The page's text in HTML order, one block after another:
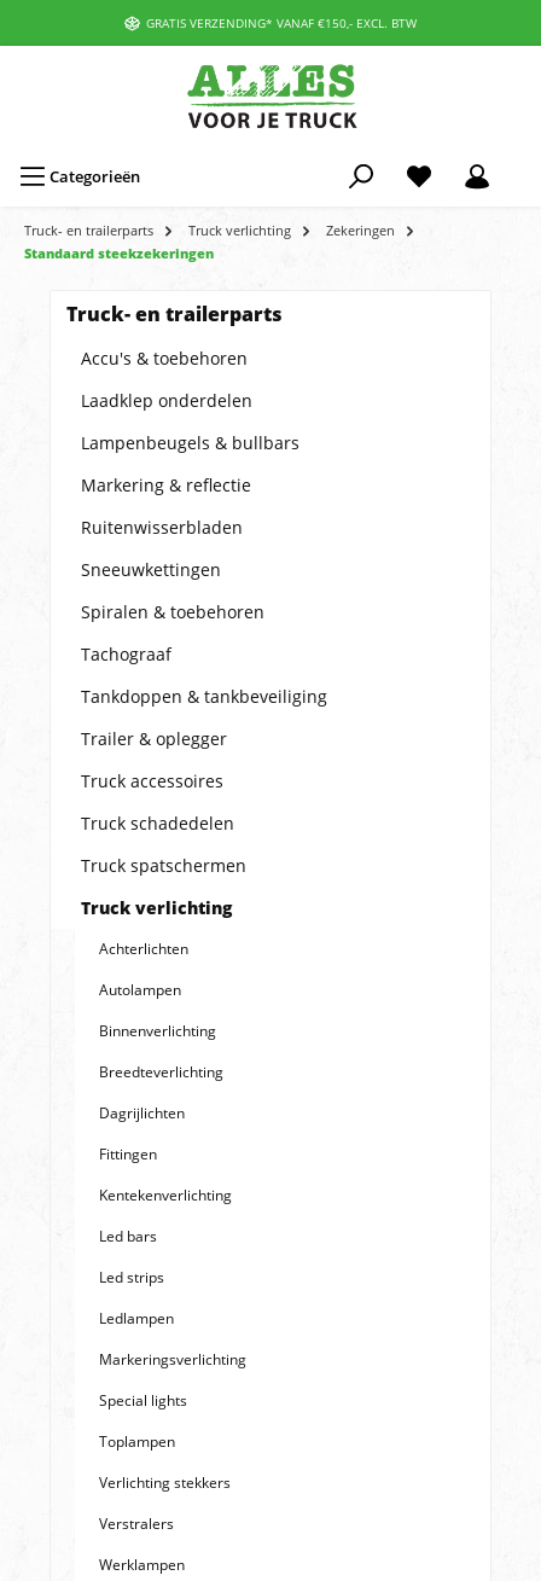
GRATIS VERZENDING* VANAF €150,- EXCL. BTW
Categorieën
Truck- en trailerparts Truck verlichting
Zekeringen
Standaard steekzekeringen
Truck- en trailerparts
Accu's & toebehoren
Laadklep onderdelen
Lampenbeugels & bullbars
Markering & reflectie
Ruitenwisserbladen
Sneeuwkettingen
Spiralen & toebehoren
Tachograaf
Tankdoppen & tankbeveiliging
Trailer & oplegger
Truck accessoires
Truck schadedelen
Truck spatschermen
Truck verlichting
Achterlichten
Autolampen
Binnenverlichting
Breedteverlichting
Dagrijlichten
Fittingen
Kentekenverlichting
Led bars
Led strips
Ledlampen
Markeringsverlichting
Special lights
Toplampen
Verlichting stekkers
Verstralers
Werklampen